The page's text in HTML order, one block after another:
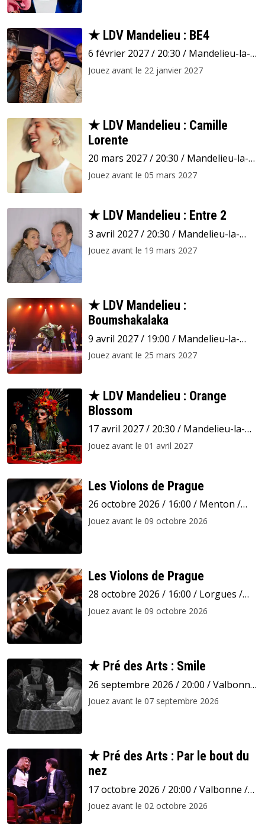
★ LDV Mandelieu : BE4
6 février 2027 / 20:30 / Mandelieu-la-
Napoule / Espace Léonard de Vinci
Jouez avant le 22 janvier 2027
★ LDV Mandelieu : Camille
Lorente
20 mars 2027 / 20:30 / Mandelieu-la-
Napoule / Espace Léonard de Vinci
Jouez avant le 05 mars 2027
★ LDV Mandelieu : Entre 2
3 avril 2027 / 20:30 / Mandelieu-la-
Napoule / Espace Léonard de Vinci
Jouez avant le 19 mars 2027
★ LDV Mandelieu :
Boumshakalaka
9 avril 2027 / 19:00 / Mandelieu-la-
Napoule / Espace Léonard de Vinci
Jouez avant le 25 mars 2027
★ LDV Mandelieu : Orange
Blossom
17 avril 2027 / 20:30 / Mandelieu-la-
Napoule / Espace Léonard de Vinci
Jouez avant le 01 avril 2027
Les Violons de Prague
26 octobre 2026 / 16:00 / Menton /
Basilique Saint-Michel Archange
Jouez avant le 09 octobre 2026
Les Violons de Prague
28 octobre 2026 / 16:00 / Lorgues /
Collégiale Saint Martin
Jouez avant le 09 octobre 2026
★ Pré des Arts : Smile
26 septembre 2026 / 20:00 / Valbonne
/ Pré des Arts
Jouez avant le 07 septembre 2026
★ Pré des Arts : Par le bout du
nez
17 octobre 2026 / 20:00 / Valbonne /
Pré des Arts
Jouez avant le 02 octobre 2026